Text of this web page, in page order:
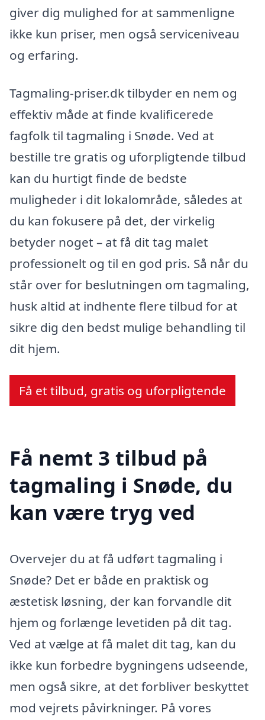
giver dig mulighed for at sammenligne
ikke kun priser, men også serviceniveau
og erfaring.
Tagmaling-priser.dk tilbyder en nem og
effektiv måde at finde kvalificerede
fagfolk til tagmaling i Snøde. Ved at
bestille tre gratis og uforpligtende tilbud
kan du hurtigt finde de bedste
muligheder i dit lokalområde, således at
du kan fokusere på det, der virkelig
betyder noget – at få dit tag malet
professionelt og til en god pris. Så når du
står over for beslutningen om tagmaling,
husk altid at indhente flere tilbud for at
sikre dig den bedst mulige behandling til
dit hjem.
Få et tilbud, gratis og uforpligtende
Få nemt 3 tilbud på
tagmaling i Snøde, du
kan være tryg ved
Overvejer du at få udført tagmaling i
Snøde? Det er både en praktisk og
æstetisk løsning, der kan forvandle dit
hjem og forlænge levetiden på dit tag.
Ved at vælge at få malet dit tag, kan du
ikke kun forbedre bygningens udseende,
men også sikre, at det forbliver beskyttet
mod vejrets påvirkninger. På vores